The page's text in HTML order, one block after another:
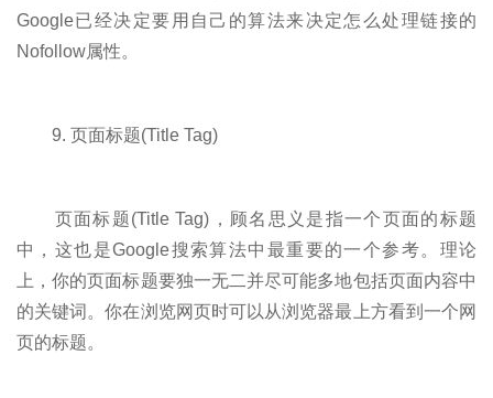
Google已经决定要用自己的算法来决定怎么处理链接的
Nofollow属性。
9. 页面标题(Title Tag)
页面标题(Title Tag)，顾名思义是指一个页面的标题
中，这也是Google搜索算法中最重要的一个参考。理论
上，你的页面标题要独一无二并尽可能多地包括页面内容中
的关键词。你在浏览网页时可以从浏览器最上方看到一个网
页的标题。